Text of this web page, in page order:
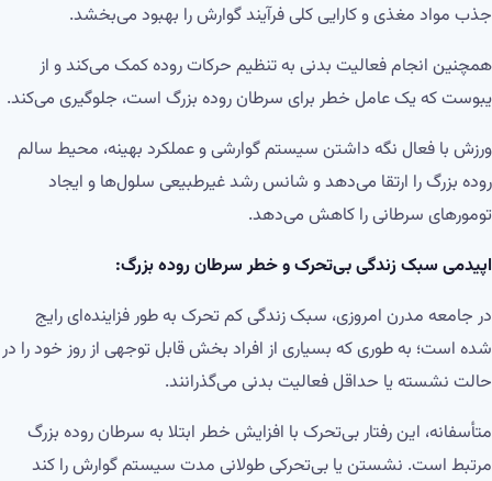
جذب مواد مغذی و کارایی کلی فرآیند گوارش را بهبود می‌بخشد.
همچنین انجام فعالیت بدنی به تنظیم حرکات روده کمک می‌کند و از
یبوست که یک عامل خطر برای سرطان روده بزرگ است، جلوگیری می‌کند.
ورزش با فعال نگه داشتن سیستم گوارشی و عملکرد بهینه، محیط سالم
روده بزرگ را ارتقا می‌دهد و شانس رشد غیرطبیعی سلول‌ها و ایجاد
تومورهای سرطانی را کاهش می‌دهد.
اپیدمی سبک زندگی بی‌تحرک و خطر سرطان روده بزرگ:
در جامعه مدرن امروزی، سبک زندگی کم تحرک به طور فزاینده‌ای رایج
شده است؛ به طوری که بسیاری از افراد بخش قابل توجهی از روز خود را در
حالت نشسته یا حداقل فعالیت بدنی می‌گذرانند.
متأسفانه، این رفتار بی‌تحرک با افزایش خطر ابتلا به سرطان روده بزرگ
مرتبط است. نشستن یا بی‌تحرکی طولانی مدت سیستم گوارش را کند